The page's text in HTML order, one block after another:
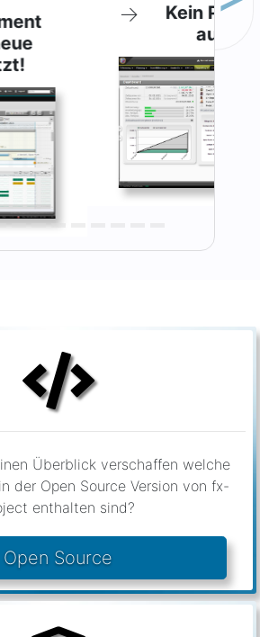
Projekt läuft mehr
aus dem Ruder!
Überblick verschaffen welche
der Open Source Version von fx-
enthalten sind?